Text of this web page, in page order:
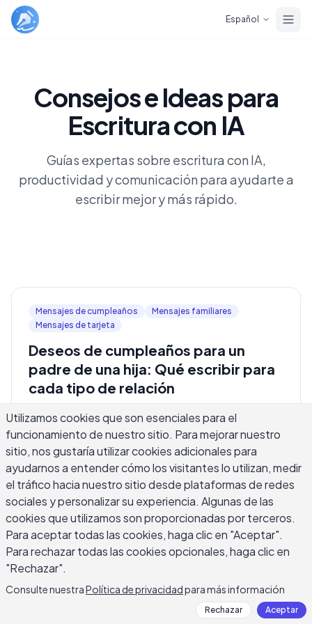
Español
Consejos e Ideas para
Escritura con IA
Guías expertas sobre escritura con IA,
productividad y comunicación para ayudarte a
escribir mejor y más rápido.
Mensajes de cumpleaños
Mensajes familiares
Mensajes de tarjeta
Deseos de cumpleaños para un
padre de una hija: Qué escribir para
cada tipo de relación
Encontrar los deseos de cumpleaños correctos para un
padre de su hija significa capturar algo que una tarjeta
genérica nunca puede, el vínculo específico que solo
existe entre una hija y su papá. Quizás es el padre que te
enseñó a conducir, te llevó al altar, o todavía te envía
mensajes para asegurarse de que llegaste a casa segura,
y un simple feliz cumpleaños no se acerca a decir lo que
realmente significa para ti. Esta guía cubre deseos
sinceros, divertidos, cortos y listos para redes sociales,
además de mensajes para un papá al que no ves a
menudo y para relaciones más complicadas de lo que un
pasillo de tarjetas asumiría, para que puedas escribir
como tú.
2026-08-07
Mensajes de Cumpleaños
Mensajes Familiares
Mensajes de Tarjetas
Deseos de Cumpleaños para el Hijo
de Mamá: Textos Cortos, Redacción
de Tarjetas y Frases Divertidas para
Utilizamos cookies que son esenciales para el
funcionamiento de nuestro sitio. Para mejorar nuestro
sitio, nos gustaría utilizar cookies adicionales para
ayudarnos a entender cómo los visitantes lo utilizan, medir
el tráfico hacia nuestro sitio desde plataformas de redes
sociales y personalizar su experiencia. Algunas de las
cookies que utilizamos son proporcionadas por terceros.
Para aceptar todas las cookies, haga clic en "Aceptar".
Para rechazar todas las cookies opcionales, haga clic en
"Rechazar".
Consulte nuestraPolítica de privacidadpara más información
Rechazar Aceptar